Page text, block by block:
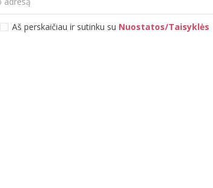
Aš perskaičiau ir sutinku su Nuostatos/Taisyklės